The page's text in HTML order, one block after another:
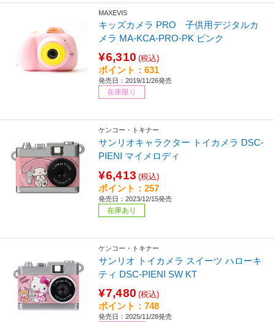
MAXEVIS
キッズカメラ PRO 子供用デジタルカ
メラ MA-KCA-PRO-PK ピンク
¥6,310 (税込)
ポイント：631
発売日：2019/11/26発売
在庫限り
ケンコー・トキナー
サンリオキャラクター トイカメラ DSC-
PIENI マイメロディ
¥6,413 (税込)
ポイント：257
発売日：2023/12/15発売
在庫あり
ケンコー・トキナー
サンリオ トイカメラ スイーツ ハローキ
ティ DSC-PIENI SW KT
¥7,480 (税込)
ポイント：748
発売日：2025/11/28発売